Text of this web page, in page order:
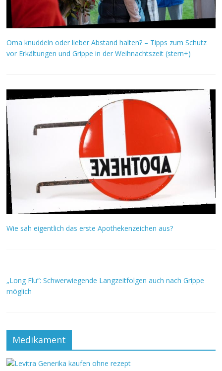
Oma knuddeln oder lieber Abstand halten? – Tipps zum Schutz
vor Erkältungen und Grippe in der Weihnachtszeit (stern+)
Wie sah eigentlich das erste Apothekenzeichen aus?
„Long Flu“: Schwerwiegende Langzeitfolgen auch nach Grippe
möglich
Medikament